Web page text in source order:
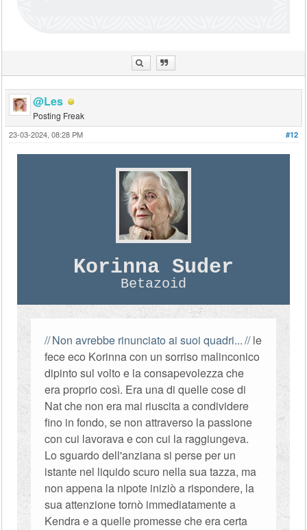
@Les
Posting Freak
#12
23-03-2024, 08:28 PM
Korinna Suder
Betazoid
Non avrebbe rinunciato ai suoi quadri... le
fece eco Korinna con un sorriso malinconico
dipinto sul volto e la consapevolezza che
era proprio così. Era una di quelle cose di
Nat che non era mai riuscita a condividere
fino in fondo, se non attraverso la passione
con cui lavorava e con cui la raggiungeva.
Lo sguardo dell'anziana si perse per un
istante nel liquido scuro nella sua tazza, ma
non appena la nipote iniziò a rispondere, la
sua attenzione tornò immediatamente a
Kendra e a quelle promesse che era certa